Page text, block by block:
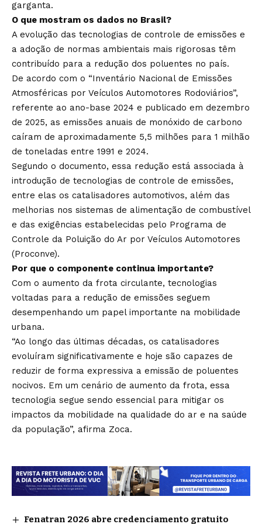
garganta.
O que mostram os dados no Brasil?
A evolução das tecnologias de controle de emissões e
a adoção de normas ambientais mais rigorosas têm
contribuído para a redução dos poluentes no país.
De acordo com o “Inventário Nacional de Emissões
Atmosféricas por Veículos Automotores Rodoviários”,
referente ao ano-base 2024 e publicado em dezembro
de 2025, as emissões anuais de monóxido de carbono
caíram de aproximadamente 5,5 milhões para 1 milhão
de toneladas entre 1991 e 2024.
Segundo o documento, essa redução está associada à
introdução de tecnologias de controle de emissões,
entre elas os catalisadores automotivos, além das
melhorias nos sistemas de alimentação de combustível
e das exigências estabelecidas pelo Programa de
Controle da Poluição do Ar por Veículos Automotores
(Proconve).
Por que o componente continua importante?
Com o aumento da frota circulante, tecnologias
voltadas para a redução de emissões seguem
desempenhando um papel importante na mobilidade
urbana.
“Ao longo das últimas décadas, os catalisadores
evoluíram significativamente e hoje são capazes de
reduzir de forma expressiva a emissão de poluentes
nocivos. Em um cenário de aumento da frota, essa
tecnologia segue sendo essencial para mitigar os
impactos da mobilidade na qualidade do ar e na saúde
da população”, afirma Zoca.
Fenatran 2026 abre credenciamento gratuito